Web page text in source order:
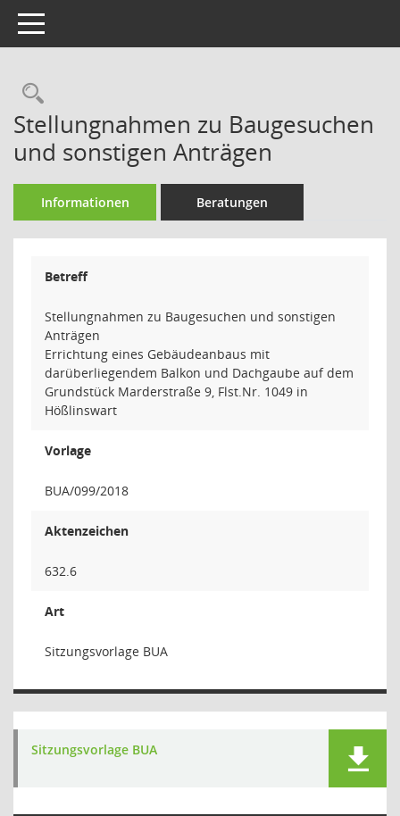
Toggle navigation
Rechercheauswahl
Stellungnahmen zu Baugesuchen
und sonstigen Anträgen
Informationen Beratungen
Betreff
Stellungnahmen zu Baugesuchen und sonstigen
Anträgen
Errichtung eines Gebäudeanbaus mit
darüberliegendem Balkon und Dachgaube auf dem
Grundstück Marderstraße 9, Flst.Nr. 1049 in
Hößlinswart
Vorlage
BUA/099/2018
Aktenzeichen
632.6
Art
Sitzungsvorlage BUA
Sitzungsvorlage BUA